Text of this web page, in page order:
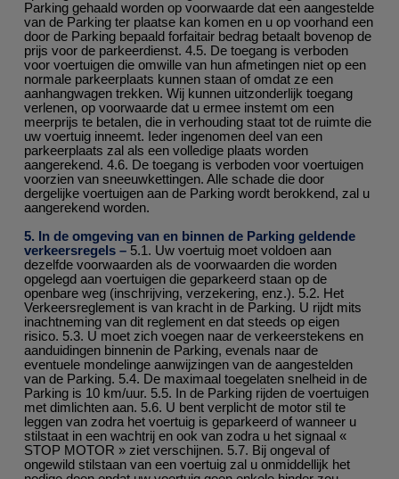
Parking gehaald worden op voorwaarde dat een aangestelde
van de Parking ter plaatse kan komen en u op voorhand een
door de Parking bepaald forfaitair bedrag betaalt bovenop de
prijs voor de parkeerdienst. 4.5. De toegang is verboden
voor voertuigen die omwille van hun afmetingen niet op een
normale parkeerplaats kunnen staan of omdat ze een
aanhangwagen trekken. Wij kunnen uitzonderlijk toegang
verlenen, op voorwaarde dat u ermee instemt om een
meerprijs te betalen, die in verhouding staat tot de ruimte die
uw voertuig inneemt. Ieder ingenomen deel van een
parkeerplaats zal als een volledige plaats worden
aangerekend. 4.6. De toegang is verboden voor voertuigen
voorzien van sneeuwkettingen. Alle schade die door
dergelijke voertuigen aan de Parking wordt berokkend, zal u
aangerekend worden.
5. In de omgeving van en binnen de Parking geldende
verkeersregels – 5.1. Uw voertuig moet voldoen aan
dezelfde voorwaarden als de voorwaarden die worden
opgelegd aan voertuigen die geparkeerd staan op de
openbare weg (inschrijving, verzekering, enz.). 5.2. Het
Verkeersreglement is van kracht in de Parking. U rijdt mits
inachtneming van dit reglement en dat steeds op eigen
risico. 5.3. U moet zich voegen naar de verkeerstekens en
aanduidingen binnenin de Parking, evenals naar de
eventuele mondelinge aanwijzingen van de aangestelden
van de Parking. 5.4. De maximaal toegelaten snelheid in de
Parking is 10 km/uur. 5.5. In de Parking rijden de voertuigen
met dimlichten aan. 5.6. U bent verplicht de motor stil te
leggen van zodra het voertuig is geparkeerd of wanneer u
stilstaat in een wachtrij en ook van zodra u het signaal «
STOP MOTOR » ziet verschijnen. 5.7. Bij ongeval of
ongewild stilstaan van een voertuig zal u onmiddellijk het